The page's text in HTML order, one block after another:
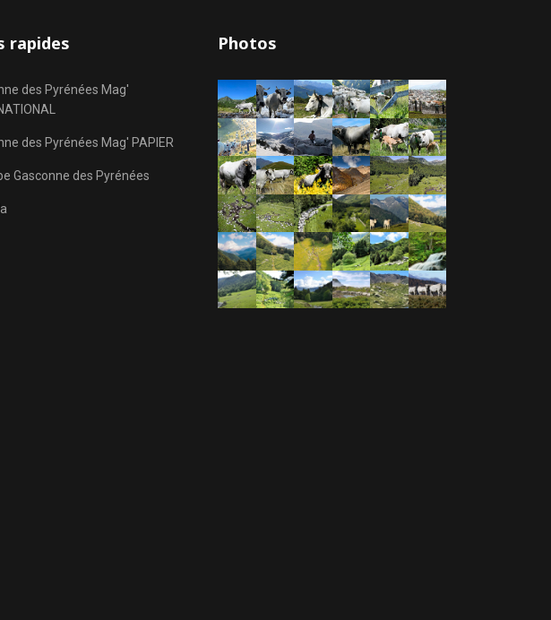
rapides
des Pyrénées Mag'
des Pyrénées Mag' PAPIER
Gasconne des Pyrénées
Photos